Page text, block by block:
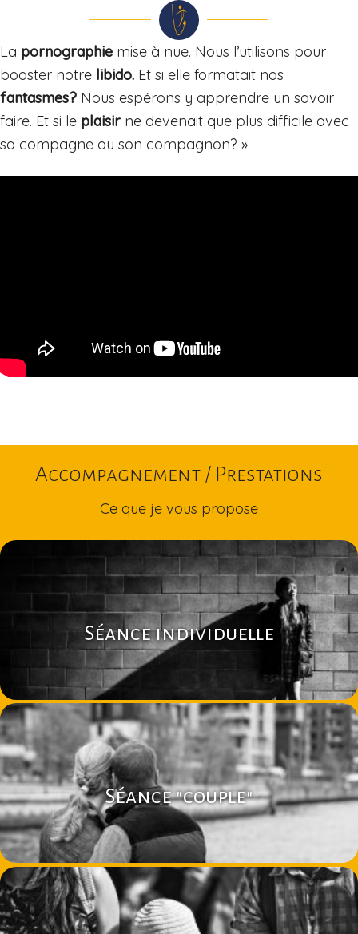
La pornographie mise à nue. Nous l’utilisons pour
booster notre libido. Et si elle formatait nos
fantasmes? Nous espérons y apprendre un savoir
faire. Et si le plaisir ne devenait que plus difficile avec
sa compagne ou son compagnon? »
Accompagnement / Prestations
Ce que je vous propose
Séance individuelle
Séance "couple"